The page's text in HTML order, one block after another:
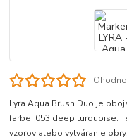
Lyra Aqua Brush Duo je
farbe: 053 deep turquoise.
vzorov alebo vytváranie